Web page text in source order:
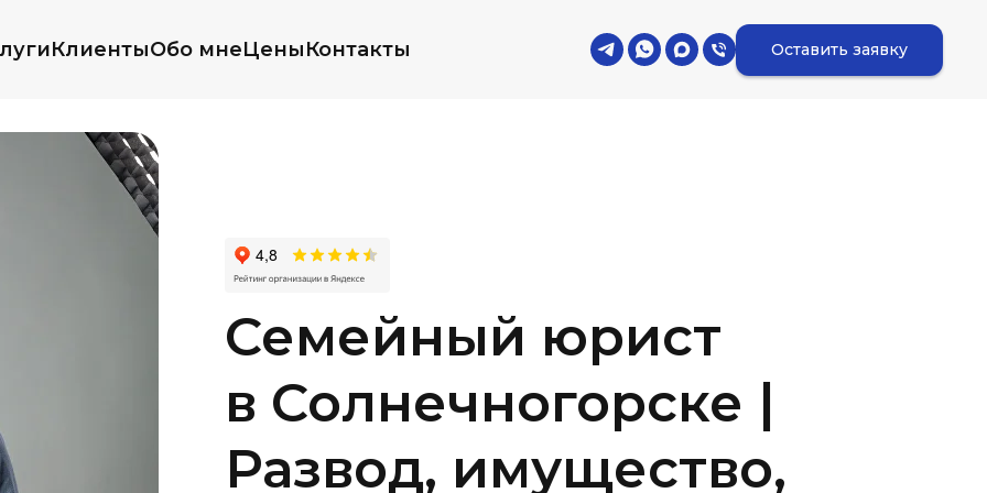
КлиентыОбо мнеЦеныКонтакты Оставить заявку
Семейный юрист
в Солнечногорске |
Развод, имущество,